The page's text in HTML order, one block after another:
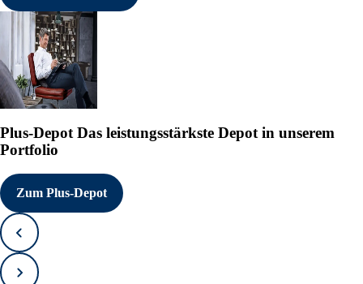
Plus-Depot Das leistungsstärkste Depot in unserem
Portfolio
Zum Plus-Depot
Zurück